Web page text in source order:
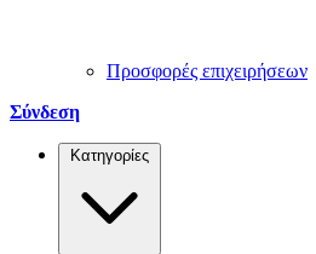
Προσφορές επιχειρήσεων
Σύνδεση
Κατηγορίες